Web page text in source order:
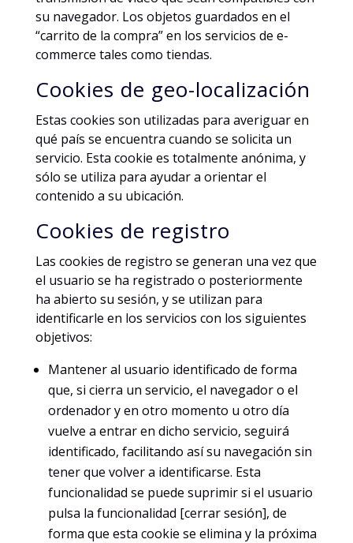
su navegador. Los objetos guardados en el
“carrito de la compra” en los servicios de e-
commerce tales como tiendas.
Cookies de geo-localización
Estas cookies son utilizadas para averiguar en
qué país se encuentra cuando se solicita un
servicio. Esta cookie es totalmente anónima, y
sólo se utiliza para ayudar a orientar el
contenido a su ubicación.
Cookies de registro
Las cookies de registro se generan una vez que
el usuario se ha registrado o posteriormente
ha abierto su sesión, y se utilizan para
identificarle en los servicios con los siguientes
objetivos:
Mantener al usuario identificado de forma
que, si cierra un servicio, el navegador o el
ordenador y en otro momento u otro día
vuelve a entrar en dicho servicio, seguirá
identificado, facilitando así su navegación sin
tener que volver a identificarse. Esta
funcionalidad se puede suprimir si el usuario
pulsa la funcionalidad [cerrar sesión], de
forma que esta cookie se elimina y la próxima